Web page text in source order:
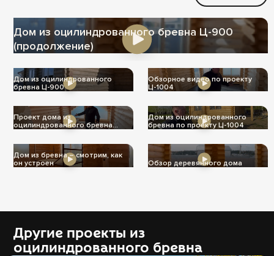
Дом из оцилиндрованного бревна Ц-900
(продолжение)
Дом из оцилиндрованного
бревна Ц-900
Обзорное видео по проекту
Ц-1004
Проект дома из
оцилиндрованного бревна
Дом из оцилиндрованного
бревна по проекту Ц-1004
Дом из бревна – смотрим, как
он устроен
Обзор деревянного дома
Другие проекты из
оцилиндрованного бревна